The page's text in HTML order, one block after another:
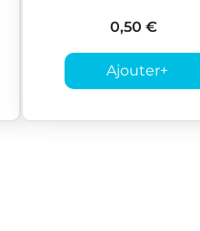
0,50 €
Ajouter+